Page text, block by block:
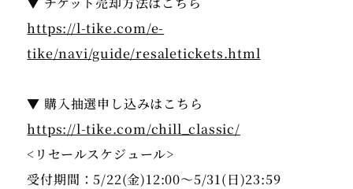
https://l-tike.com/e-
tike/navi/guide/resaletickets.html
https://l-tike.com/chill_classic/
<リセールスケジュール>
受付期間：5/22(金)12:00〜5/31(日)23:59